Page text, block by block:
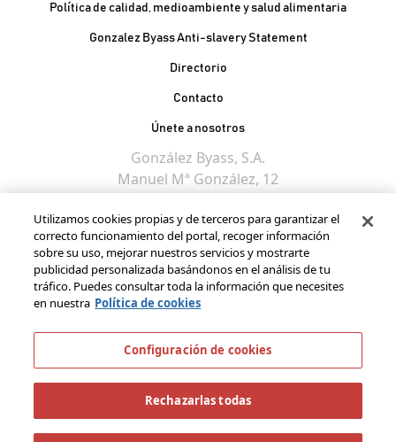
Política de calidad, medioambiente y salud alimentaria
Gonzalez Byass Anti-slavery Statement
Contacto Pie de página
Directorio
Contacto
Únete a nosotros
González Byass, S.A.
Manuel Mª González, 12
Frontera - Spain
Utilizamos cookies propias y de terceros para garantizar el
correcto funcionamiento del portal, recoger información
sobre su uso, mejorar nuestros servicios y mostrarte
publicidad personalizada basándonos en el análisis de tu
tráfico. Puedes consultar toda la información que necesites
en nuestra Política de cookies
Configuración de cookies
Rechazarlas todas